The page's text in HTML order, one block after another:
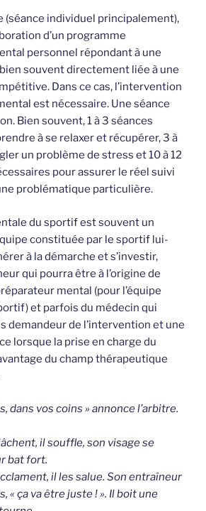
(séance individuel principalement),
d’un programme
personnel répondant à une
souvent directement liée à une
Dans ce cas, l’intervention
est nécessaire. Une séance
Bien souvent, 1 à 3 séances
à se relaxer et récupérer, 3 à
un problème de stress et 10 à 12
pour assurer le réel suivi
problématique particulière.
du sportif est souvent un
constituée par le sportif lui-
à la démarche et s’investir,
qui pourra être à l’origine de
mental (pour l’équipe
et parfois du médecin qui
demandeur de l’intervention et une
lorsque la prise en charge du
du champ thérapeutique
dans vos coins » annonce l’arbitre.
il souffle, son visage se
bat fort.
il les salue. Son entraîneur
« ça va être juste ! ». Il boit une